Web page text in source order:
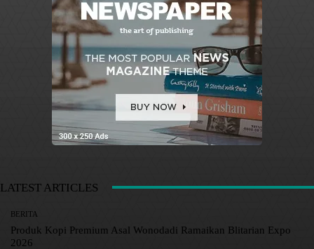
LATEST ARTICLES
BERITA
Produk Kopi Premium Asal Wonodadi Ramaikan Blitarian Expo
2026